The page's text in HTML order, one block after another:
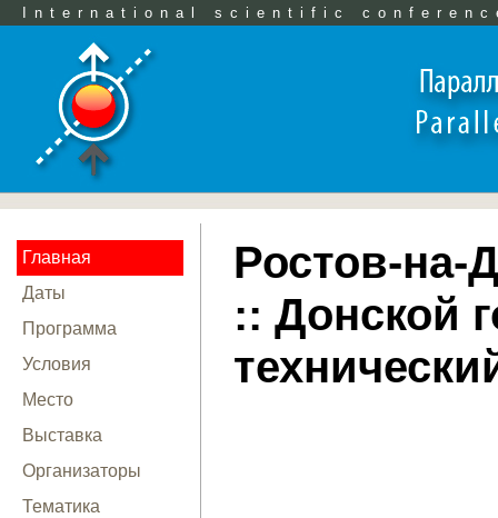
International scientific
Главная
Даты
Программа
Условия
Место
Выставка
Организаторы
Тематика
Ростов-на-
:: Донской